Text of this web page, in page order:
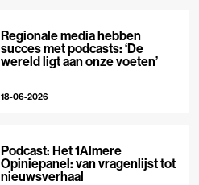
Regionale media hebben
succes met podcasts: ‘De
wereld ligt aan onze voeten’
18-06-2026
Podcast: Het 1Almere
Opiniepanel: van vragenlijst tot
nieuwsverhaal